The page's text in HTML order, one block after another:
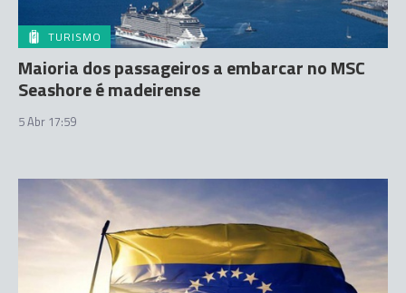
TURISMO
Maioria dos passageiros a embarcar no MSC
Seashore é madeirense
5 Abr 17:59